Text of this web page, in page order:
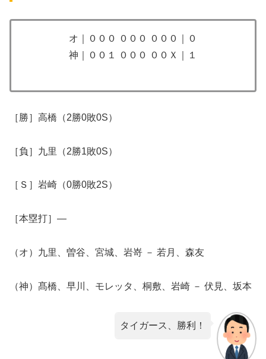
オ｜０００ ０００ ０００｜０
神｜００１ ０００ ００Ｘ｜１
​［勝］高橋（2勝0敗0S）
［負］九里（2勝1敗0S）
［Ｓ］岩崎（0勝0敗2S）
​［本塁打］―
（オ）九里、曽谷、宮城、岩嵜 － 若月、森友
（神）髙橋、早川、モレッタ、桐敷、岩崎 － 伏見、坂本
タイガース、勝利！